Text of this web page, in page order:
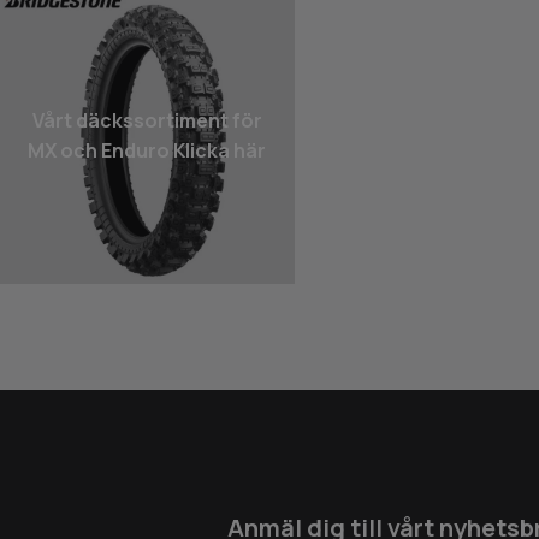
Vårt däcks­sortiment för
MX och Enduro Klicka här
Anmäl dig till vårt